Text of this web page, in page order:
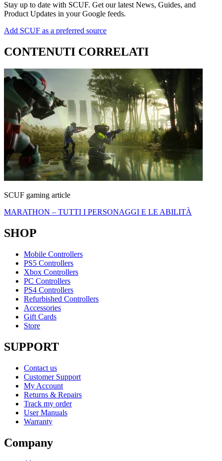
Stay up to date with SCUF. Get our latest News, Guides, and
Product Updates in your Google feeds.
Add SCUF as a preferred source
CONTENUTI CORRELATI
SCUF gaming article
MARATHON – TUTTI I PERSONAGGI E LE ABILITÀ
SHOP
Mobile Controllers
PS5 Controllers
Xbox Controllers
PC Controllers
PS4 Controllers
Refurbished Controllers
Accessories
Gift Cards
Store
SUPPORT
Contact us
Customer Support
My Account
Returns & Repairs
Track my order
User Manuals
Warranty
Company